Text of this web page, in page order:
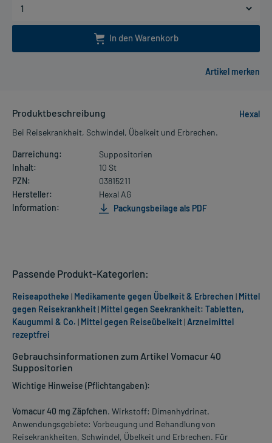
In den Warenkorb
Produktbeschreibung
Hexal
Bei Reisekrankheit, Schwindel, Übelkeit und Erbrechen.
Darreichung:
Suppositorien
Inhalt:
10 St
PZN:
03815211
Hersteller:
Hexal AG
Information:
Packungsbeilage als PDF
Gebrauchsinformationen zum Artikel Vomacur 40
Suppositorien
Wichtige Hinweise (Pflichtangaben):
Vomacur 40 mg Zäpfchen. Wirkstoff: Dimenhydrinat.
Anwendungsgebiete: Vorbeugung und Behandlung von
Reisekrankheiten, Schwindel, Übelkeit und Erbrechen. Für
Passende Produkt-Kategorien:
Reiseapotheke | Medikamente gegen Übelkeit & Erbrechen | Mittel
gegen Reisekrankheit | Mittel gegen Seekrankheit: Tabletten,
Kaugummi & Co. | Mittel gegen Reiseübelkeit |Arzneimittel
rezeptfrei